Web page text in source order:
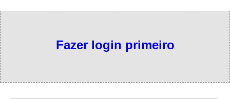
Fazer login primeiro